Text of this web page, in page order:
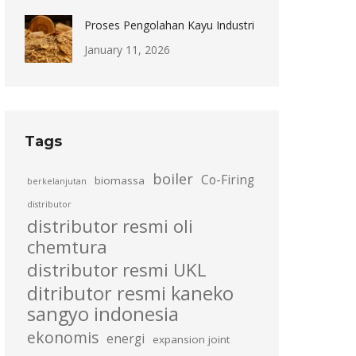
Proses Pengolahan Kayu Industri
January 11, 2026
Tags
berkelanjutan biomassa boiler Co-Firing
distributor
distributor resmi oli
chemtura
distributor resmi UKL
ditributor resmi kaneko
sangyo indonesia
ekonomis energi
expansion joint